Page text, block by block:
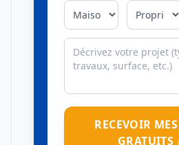
RECEVOIR
GRATUITS